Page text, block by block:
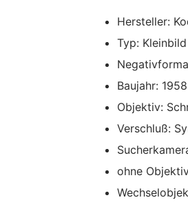
Hersteller:
Typ: Kleinbild
Baujahr:
Objektiv:
Verschluß:
ohne